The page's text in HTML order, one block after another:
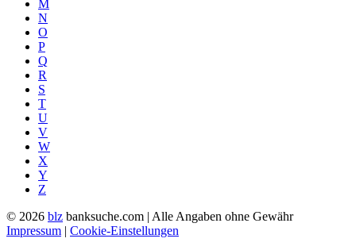
M
N
O
P
Q
R
S
T
U
V
W
X
Y
Z
© 2026 blz banksuche.com | Alle Angaben ohne Gewähr
Impressum | Cookie-Einstellungen